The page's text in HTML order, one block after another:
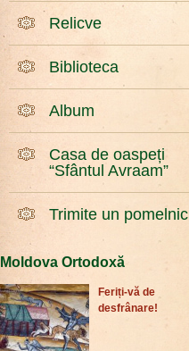
Relicve
Biblioteca
Album
Casa de oaspeți
“Sfântul Avraam”
Trimite un pomelnic
Moldova Ortodoxă
Feriți-vă de
desfrânare!